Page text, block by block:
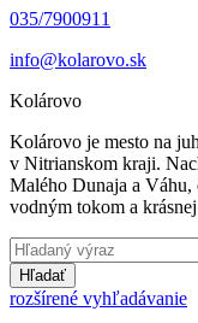
035/7900911
info@kolarovo.sk
Kolárovo
Kolárovo je mesto na
v Nitrianskom kraji.
Malého Dunaja a Váhu,
vodným tokom a
Hľadať
rozšírené vyhľadávanie